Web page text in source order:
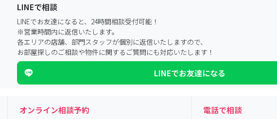
LINEで相談
LINEでお友達になると、24時間相談受付可能！
※営業時間内に返信いたします。
各エリアの店舗、部門スタッフが個別に返信いたしますので、
お部屋探しのご相談や物件に関するご質問にも対応いたします！
LINEでお友達になる
オンライン相談予約 電話で相談